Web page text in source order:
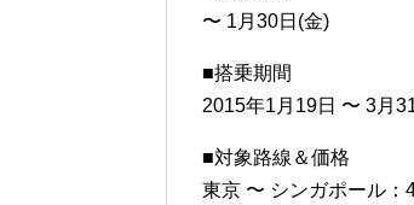
〜 1月30日(金)
■搭乗期間
2015年1月19日 〜 3月
■対象路線＆価格
東京 〜 シンガポール：